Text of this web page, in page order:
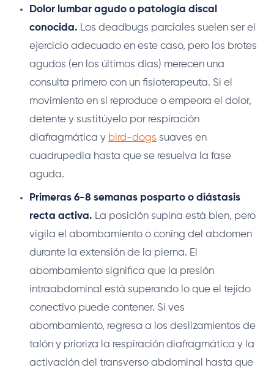
Dolor lumbar agudo o patología discal
conocida. Los deadbugs parciales suelen ser el
ejercicio adecuado en este caso, pero los brotes
agudos (en los últimos días) merecen una
consulta primero con un fisioterapeuta. Si el
movimiento en sí reproduce o empeora el dolor,
detente y sustitúyelo por respiración
diafragmática y bird-dogs suaves en
cuadrupedia hasta que se resuelva la fase
aguda.
Primeras 6-8 semanas posparto o diástasis
recta activa. La posición supina está bien, pero
vigila el abombamiento o coning del abdomen
durante la extensión de la pierna. El
abombamiento significa que la presión
intraabdominal está superando lo que el tejido
conectivo puede contener. Si ves
abombamiento, regresa a los deslizamientos de
talón y prioriza la respiración diafragmática y la
activación del transverso abdominal hasta que